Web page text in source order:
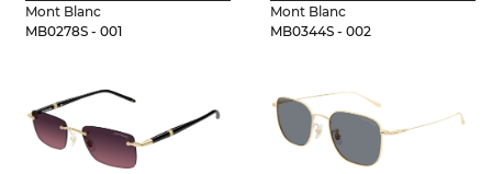
Mont Blanc
MB0278S - 001
Mont Blanc
MB0344S - 002